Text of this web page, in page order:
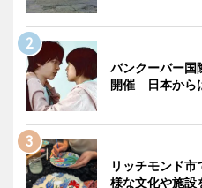
バンクーバー国
開催 日本から
リッチモンド
様な文化や施設